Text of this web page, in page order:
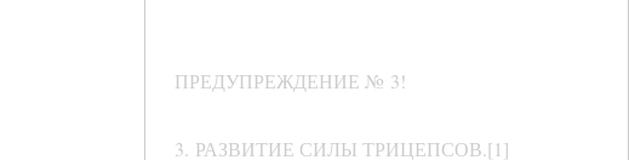
ПРЕДУПРЕЖДЕНИЕ № 3!
3. РАЗВИТИЕ СИЛЫ ТРИЦЕПСОВ.[1]